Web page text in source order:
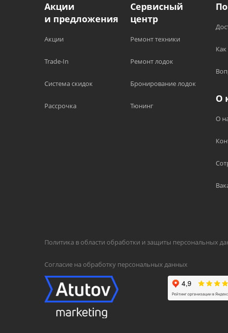
Акции
и предложения
Акции
Trade-In
Система скидок
Рассрочка
Сервисный
центр
Ремонт техники
Ремонт лодок
Бронирование лодок
Тюнинг
Как
О
О
Политика в области обработки и защиты персональных
Согласие на обработку персональных данных